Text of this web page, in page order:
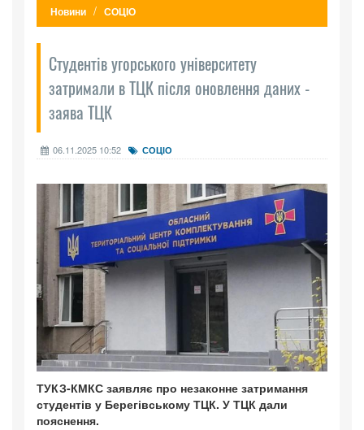
Новини СОЦІО
Студентів угорського університету
затримали в ТЦК після оновлення даних -
заява ТЦК
06.11.2025 10:52 СОЦІО
ТУКЗ-КМКС заявляє про незаконне затримання
студентів у Берегівському ТЦК. У ТЦК дали
пояснення.